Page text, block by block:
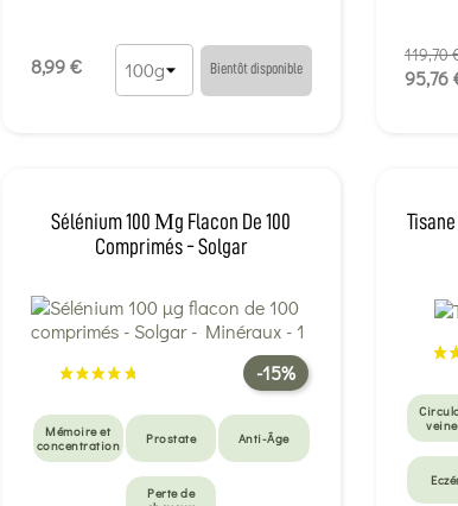
8,99 € Bientôt disponible
119,70
95,76
Sélénium 100 Μg Flacon De 100
Comprimés - Solgar
-15%
Mémoire et
concentration
Prostate Anti-Âge
Perte de